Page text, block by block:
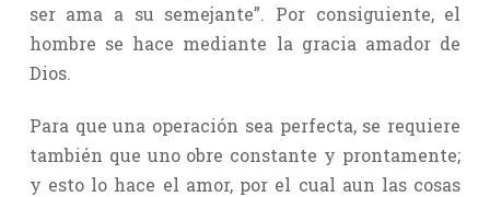
ser ama a su semejante”. Por consiguiente, el
hombre se hace mediante la gracia amador de
Dios.
Para que una operación sea perfecta, se requiere
también que uno obre constante y prontamente;
y esto lo hace el amor, por el cual aun las cosas